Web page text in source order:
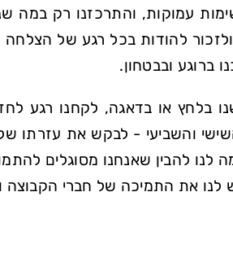
עמוקות, והתרכזנו רק במה
ולזכור להודות בכל רגע של
ברוגע ובבטחון.
בלחץ או בדאגה, לקחנו רגע
והשביעי - לבקש את עזרתו
לנו להבין שאנחנו מסוגלים
לנו את התמיכה של חברי הקבוצה